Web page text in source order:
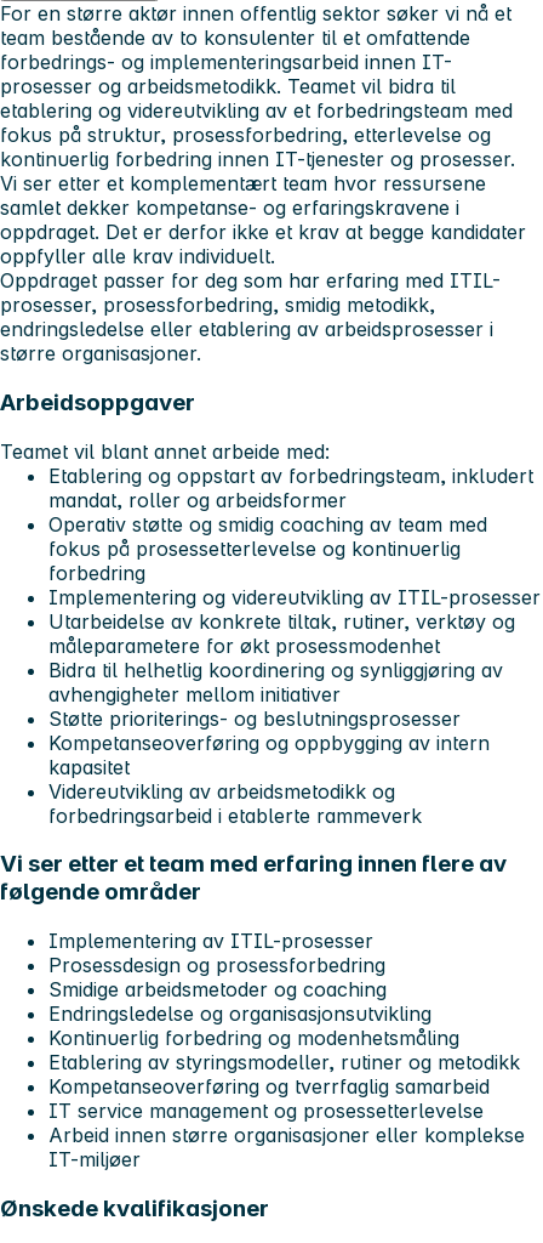
For en større aktør innen offentlig sektor søker vi nå et
team bestående av to konsulenter til et omfattende
forbedrings- og implementeringsarbeid innen IT-
prosesser og arbeidsmetodikk. Teamet vil bidra til
etablering og videreutvikling av et forbedringsteam med
fokus på struktur, prosessforbedring, etterlevelse og
kontinuerlig forbedring innen IT-tjenester og prosesser.
Vi ser etter et komplementært team hvor ressursene
samlet dekker kompetanse- og erfaringskravene i
oppdraget. Det er derfor ikke et krav at begge kandidater
oppfyller alle krav individuelt.
Oppdraget passer for deg som har erfaring med ITIL-
prosesser, prosessforbedring, smidig metodikk,
endringsledelse eller etablering av arbeidsprosesser i
større organisasjoner.
Arbeidsoppgaver
Teamet vil blant annet arbeide med:
Etablering og oppstart av forbedringsteam, inkludert
mandat, roller og arbeidsformer
Operativ støtte og smidig coaching av team med
fokus på prosessetterlevelse og kontinuerlig
forbedring
Implementering og videreutvikling av ITIL-prosesser
Utarbeidelse av konkrete tiltak, rutiner, verktøy og
måleparametere for økt prosessmodenhet
Bidra til helhetlig koordinering og synliggjøring av
avhengigheter mellom initiativer
Støtte prioriterings- og beslutningsprosesser
Kompetanseoverføring og oppbygging av intern
kapasitet
Videreutvikling av arbeidsmetodikk og
forbedringsarbeid i etablerte rammeverk
Vi ser etter et team med erfaring innen flere av
følgende områder
Implementering av ITIL-prosesser
Prosessdesign og prosessforbedring
Smidige arbeidsmetoder og coaching
Endringsledelse og organisasjonsutvikling
Kontinuerlig forbedring og modenhetsmåling
Etablering av styringsmodeller, rutiner og metodikk
Kompetanseoverføring og tverrfaglig samarbeid
IT service management og prosessetterlevelse
Arbeid innen større organisasjoner eller komplekse
IT-miljøer
Ønskede kvalifikasjoner